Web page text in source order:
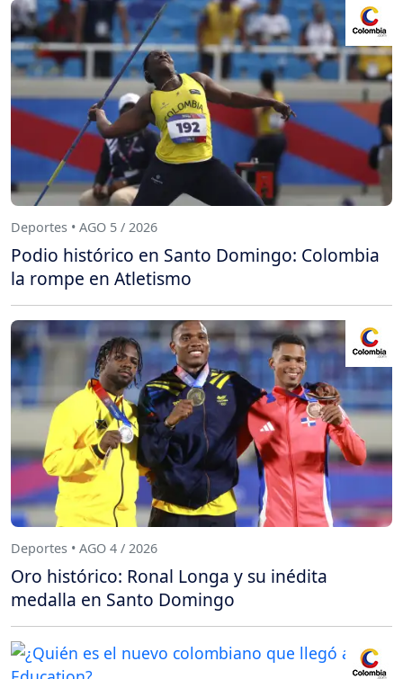
Deportes • AGO 5 / 2026
Podio histórico en Santo Domingo: Colombia
la rompe en Atletismo
Deportes • AGO 4 / 2026
Oro histórico: Ronal Longa y su inédita
medalla en Santo Domingo